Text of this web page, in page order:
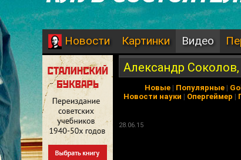
Новости Картинки Видео
Александр Соколов,
Новые | Популярные |
Новости науки | Опергеймер |
28.06.15